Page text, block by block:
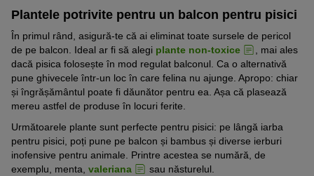
Plantele potrivite pentru un balcon pentru pisici
În primul rând, asigură-te că ai eliminat toate sursele de pericol
de pe balcon. Ideal ar fi să alegi plante non-toxice
, mai ales
dacă pisica folosește în mod regulat balconul. Ca o alternativă
pune ghivecele într-un loc în care felina nu ajunge. Apropo: chiar
și îngrășământul poate fi dăunător pentru ea. Așa că plasează
mereu astfel de produse în locuri ferite.
Următoarele plante sunt perfecte pentru pisici: pe lângă iarba
pentru pisici, poți pune pe balcon și bambus și diverse ierburi
inofensive pentru animale. Printre acestea se numără, de
exemplu, menta, valeriana
sau năsturelul.